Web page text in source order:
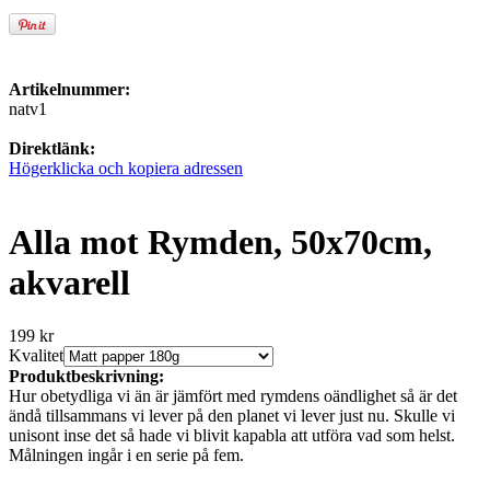
Artikelnummer:
natv1
Direktlänk:
Högerklicka och kopiera adressen
Alla mot Rymden, 50x70cm,
akvarell
199 kr
Kvalitet
Produktbeskrivning:
Hur obetydliga vi än är jämfört med rymdens oändlighet så är det
ändå tillsammans vi lever på den planet vi lever just nu. Skulle vi
unisont inse det så hade vi blivit kapabla att utföra vad som helst.
Målningen ingår i en serie på fem.